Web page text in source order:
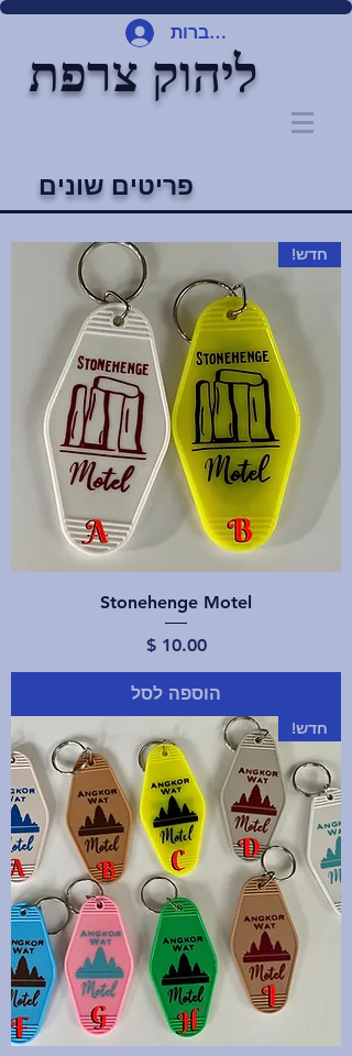
להתחברות
ליהוק צרפת
פריטים שונים
חדש!
Stonehenge Motel
מחיר‏10.00 ‏$
הוספה לסל
חדש!